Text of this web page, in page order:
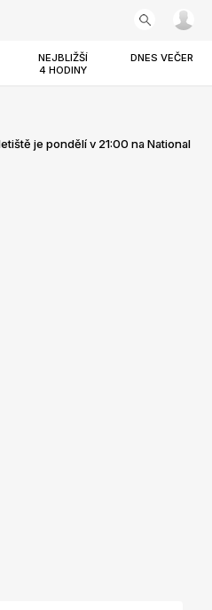
NEJBLIŽŠÍ
4 HODINY
DNES VEČER
je pondělí v 21:00 na National